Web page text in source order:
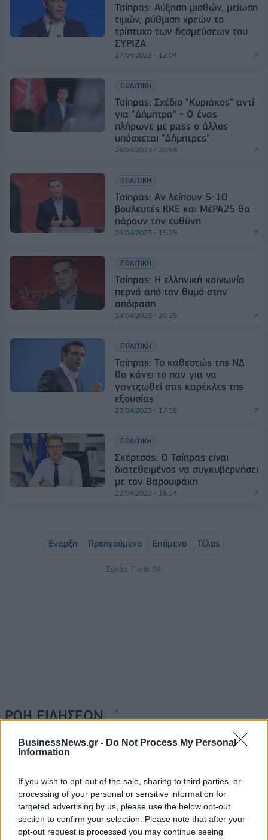
BusinessNews.gr - Do Not Process My Personal
Information
If you wish to opt-out of the sale, sharing to third parties, or
processing of your personal or sensitive information for
targeted advertising by us, please use the below opt-out
section to confirm your selection. Please note that after your
opt-out request is processed you may continue seeing
Τσίπρας: Αύξηση μισθών, μείωση
τιμών, ρύθμιση χρεών το
τρίπτυχο των δεσμεύσεων του
ΣΥΡΙΖΑ
27/04/2023 - 12:04
ΠΟΛΙΤΙΚΗ
Τσίπρας: Σχέδιο "Κυριάκος" αντί
για "Δήμητρα" - O ένας
πλήρωνε με pass ο άλλος
υπόσχεται "Δήμητρες"
26/04/2023 - 20:59
ΠΟΛΙΤΙΚΗ
Τσίπρας: Αν λείπουν 5-10
βουλευτές ΚΚΕ και ΜέΡΑ25 θα
πάρουν την ευθύνη
26/04/2023 - 15:29
ΠΟΛΙΤΙΚΗ
Τσίπρας: Η ελληνική κοινωνία
περνά από τον θυμό στην
απόφαση
24/04/2023 - 20:25
ΠΟΛΙΤΙΚΗ
Τσίπρας: Το καθεστώς της ΝΔ
θα κάνει το παν για να
γαντζωθεί στις καρέκλες της
εξουσίας
23/04/2023 - 17:58
ΠΟΛΙΤΙΚΗ
Σκέρτσος: Ο Τσίπρας είναι
διατεθειμένος να συγκυβερνήσει
με τον Βαρουφάκη
22/04/2023 - 18:54
Έναρξη Προηγούμενο Επόμενο Τέλος
Σελίδα 7 από 94
ΡΟΗ ΕΙΔΗΣΕΩΝ
Ισπανία – Ιταλία: Κλιμακώνεται η αντιπαράθεση για
ελέγχους
09/08/2026 - 10:29 ΚΟΣΜΟΣ
Αλ. Τσίπρας: Στις 2 Σεπτεμβρίου η παρουσίαση του
οικονομικού προγράμματος της ΕΛ.Α.Σ. στη